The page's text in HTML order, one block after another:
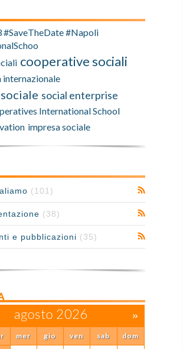
#SaveTheDate #Napoli
cooperative sociali
internazionale
social enterprise
International School
impresa sociale
(101)
(38)
e pubblicazioni (35)
agosto 2026 »
mer gio ven sab dom